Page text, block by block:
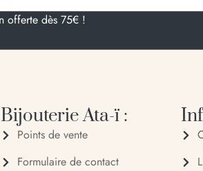
offerte dès 75€ !
Bijouterie Ata-ï :
Points de vente
Formulaire de contact